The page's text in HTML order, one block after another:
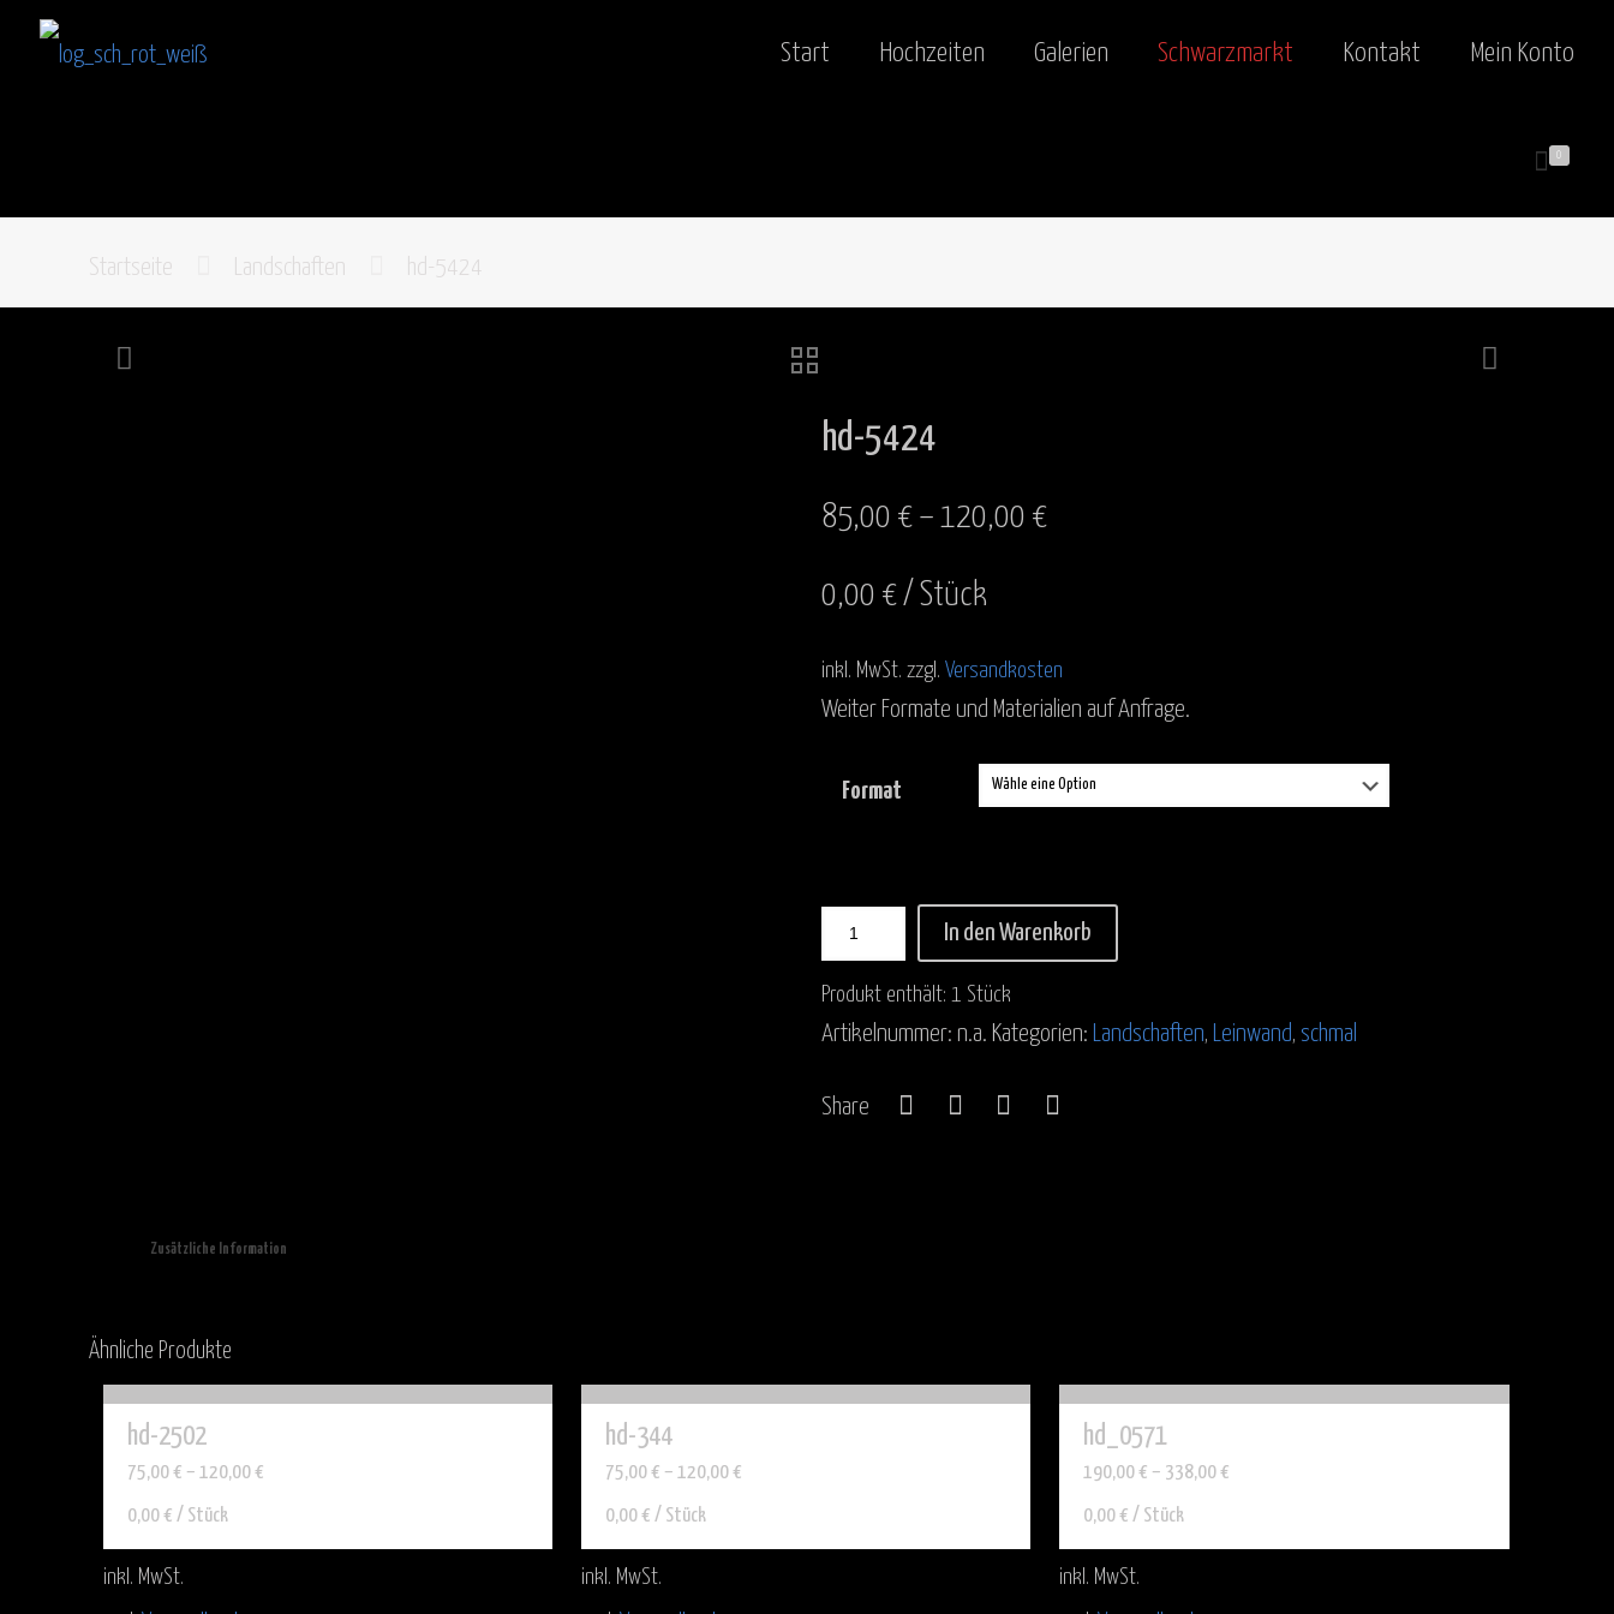
Start Hochzeiten Galerien Schwarzmarkt Kontakt Mein Konto
0
Startseite Landschaften hd-5424
hd-5424
85,00 €– 120,00 €
0,00 €/ Stück
inkl. MwSt. zzgl. Versandkosten
Weiter Formate und Materialien auf Anfrage.
Format
In den Warenkorb
Produkt enthält: 1 Stück
Artikelnummer: n.a. Kategorien: Landschaften, Leinwand, schmal
Share
Zusätzliche Information
Ähnliche Produkte
hd-2502
75,00€ –120,00€
0,00€ / Stück
inkl. MwSt.
hd-344
75,00€ –120,00€
0,00€ / Stück
inkl. MwSt.
hd_0571
190,00€ – 338,00€
0,00€ / Stück
inkl. MwSt.